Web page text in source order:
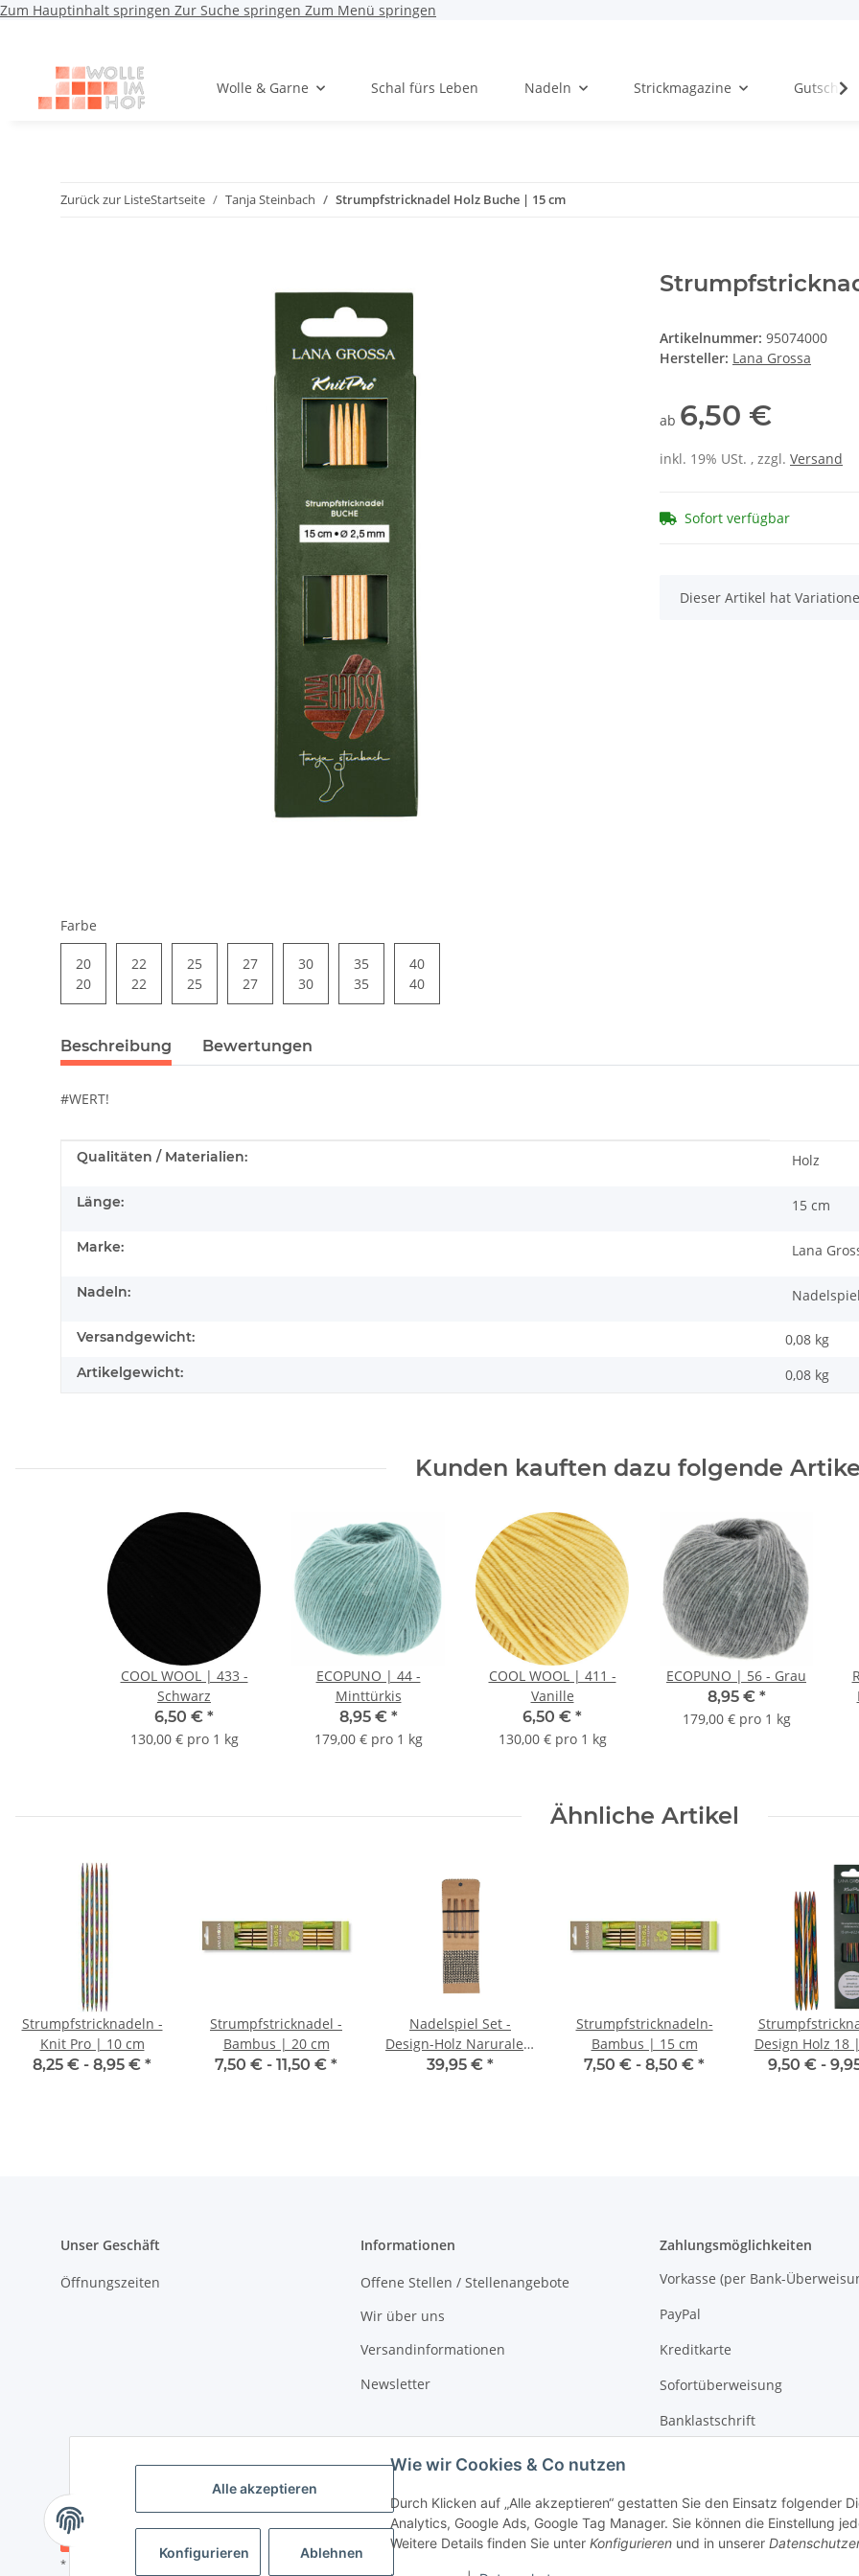
Zum Hauptinhalt springen Zur Suche springen Zum Menü springen
Alle akzeptieren
Konfigurieren Ablehnen
Wie wir Cookies & Co nutzen
Durch Klicken auf „Alle akzeptieren“ gestatten Sie den Einsatz folgender
Analytics, Google Ads, Google Tag Manager. Sie können die Einstellung
Weitere Details finden Sie unter Konfigurieren und in unserer
Wolle & Garne Schal fürs Leben Nadeln Strickmagazine
Zurück zur ListeStartseite Tanja Steinbach Strumpfstricknadel Holz Buche | 15 cm
Artikelnummer: 95074000
Hersteller: Lana Grossa
ab 6,50 €
inkl. 19% USt. , zzgl. Versand
Sofort verfügbar
x
Dieser Artikel hat
Farbe
20
20
22
22
25
25
27
27
30
30
35
35
40
40
Beschreibung Bewertungen
#WERT!
Produkteigenschaft
Wert
Qualitäten / Materialien: Holz
Länge: 15 cm
Marke: Lana
Nadeln:
Versandgewicht: 0,08 kg
Artikelgewicht: 0,08 kg
Kunden kauften dazu folgende
COOL WOOL | 433 -
Schwarz
6,50 € *
130,00 € pro 1 kg
ECOPUNO | 44 -
Minttürkis
8,95 € *
179,00 € pro 1 kg
COOL WOOL | 411 -
Vanille
6,50 € *
130,00 € pro 1 kg
ECOPUNO | 56 - Grau
8,95 € *
179,00 € pro 1 kg
Ähnliche Artikel
Strumpfstricknadeln -
Knit Pro | 10 cm
8,25 € - 8,95 € *
Strumpfstricknadel -
Bambus | 20 cm
7,50 € - 11,50 € *
Nadelspiel Set -
Design-Holz Narurale |
klein | 15 cm
39,95 € *
Strumpfstricknadeln-
Bambus | 15 cm
7,50 € - 8,50 € *
Design
9,50 € -
Unser Geschäft
Öffnungszeiten
Informationen
Offene Stellen / Stellenangebote
Wir über uns
Versandinformationen
Newsletter
Zahlungsmöglichkeiten
Vorkasse (per Bank-
PayPal
Kreditkarte
Sofortüberweisung
Banklastschrift
Vertrag widerrufen
* Alle Preise inkl. gesetzlicher USt., zzgl.